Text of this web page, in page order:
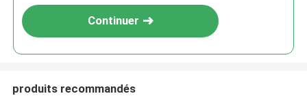
Continuer
produits recommandés